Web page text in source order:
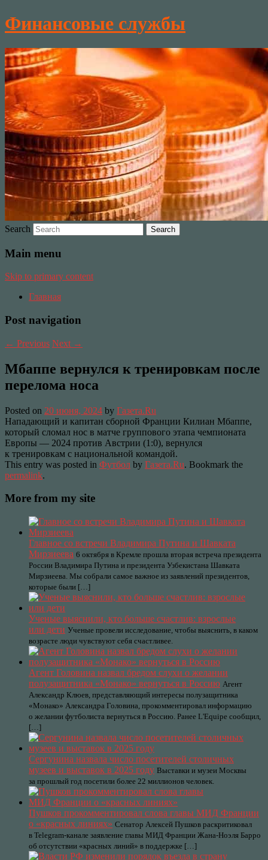
Финансовые службы
Search
Main menu
Skip to primary content
Главная
Post navigation
← Previous Next →
Мбаппе вернулся к тренировкам после
перелома носа
Posted on 20 июня, 2024 by Газета.Ru
Нападающий и капитан сборной Франции Килиан Мбаппе,
который сломал нос в матче группового этапа чемпионата
Европы — 2024 против Австрии (1:0), вернулся
к тренировкам с национальной командой.
This entry was posted in Футбол by Газета.Ru. Bookmark the
permalink.
More from my site
Главное со встречи Владимира Путина и Шавката
Мирзиеева 6 октября в Кремле прошла вторая встреча президента
России Владимира Путина и президента Узбекистана Шавката
Мирзиеева. Мы собрали самое важное из заявлений президентов,
которые были […]
Ученые выяснили, кто больше счастлив: взрослые
или дети Ученые провели исследование, чтобы выяснить, в каком
возрасте люди чувствуют себя счастливее.
Агент Головина назвал бредом слухи о желании
полузащитника «Монако» вернуться в Россию Агент
Александр Клюев, представляющий интересы полузащитника
«Монако» Александра Головина, прокомментировал информацию
о желании футболиста вернуться в Россию. Ранее L'Equipe сообщил,
[…]
Сергунина назвала число посетителей столичных
музеев и выставок в 2025 году Выставки и музеи Москвы
за прошлый год посетили более 22 миллионов человек.
Пушков прокомментировал слова главы МИД Франции
о «красных линиях» Сенатор Алексей Пушков раскритиковал
в Telegram-канале заявление главы МИД Франции Жана-Ноэля Барро
об отсутствии «красных линий» в поддержке […]